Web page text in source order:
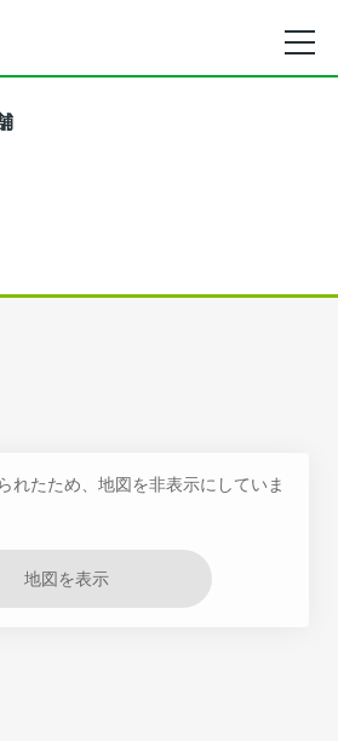
れたため、地図を非表示にしていま
地図を表示